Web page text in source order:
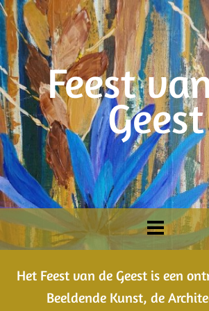
Feest
Geest
Het Feest van de Geest is een
Beeldende Kunst, de